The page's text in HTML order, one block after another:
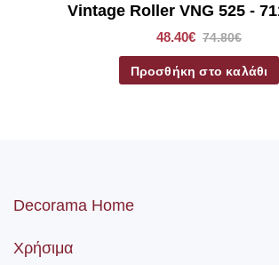
Vintage Roller VNG 525 -
48.40€ 74.80€
Προσθήκη στο καλάθι
Decorama Home
Χρήσιμα